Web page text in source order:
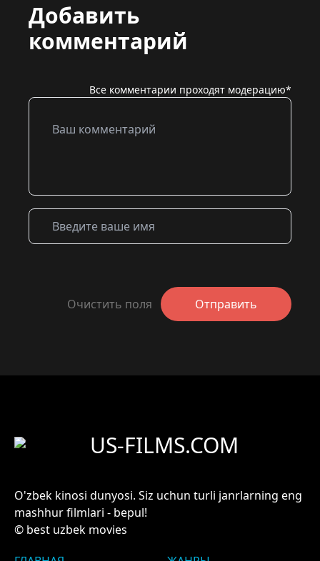
Добавить
комментарий
Все комментарии проходят модерацию*
Очистить поля Отправить
US-FILMS.COM
O'zbek kinosi dunyosi. Siz uchun turli janrlarning eng
mashhur filmlari - bepul!
© best uzbek movies